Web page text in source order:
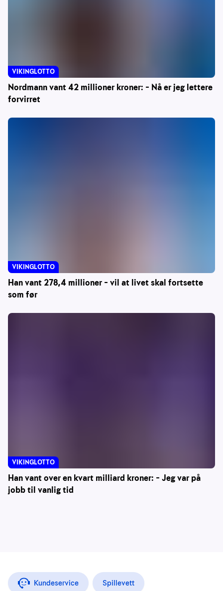
Nordmann vant 42 millioner kroner: – Nå er jeg lettere
forvirret
VIKINGLOTTO
Han vant 278,4 millioner – vil at livet skal fortsette
som før
VIKINGLOTTO
Han vant over en kvart milliard kroner: – Jeg var på
jobb til vanlig tid
VIKINGLOTTO
Kundeservice Spillevett